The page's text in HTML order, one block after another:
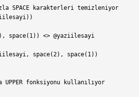
SPACE karakterleri temizleniyor
space(1)) <> @yaziilesayi
space(2), space(1))
fonksiyonu kullanılıyor